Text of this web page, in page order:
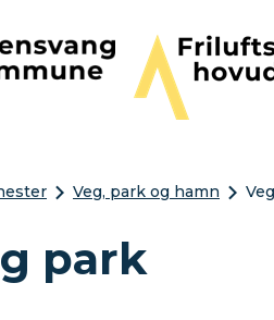
Veg, park og hamn
park